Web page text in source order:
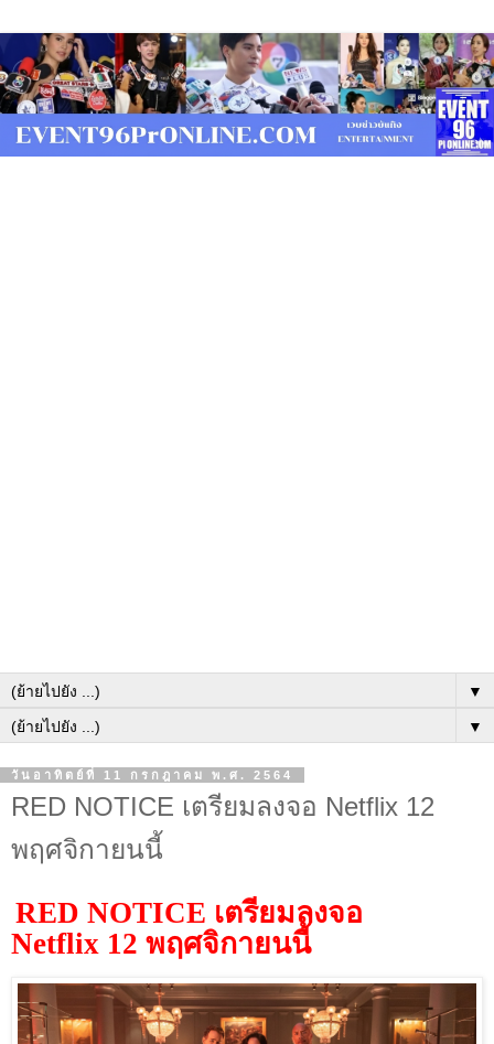
▼
▼
วันอาทิตย์ที่ 11 กรกฎาคม พ.ศ. 2564
RED NOTICE เตรียมลงจอ Netflix 12
พฤศจิกายนนี้
RED NOTICE เตรียมลงจอ
Netflix 12 พฤศจิกายนนี้